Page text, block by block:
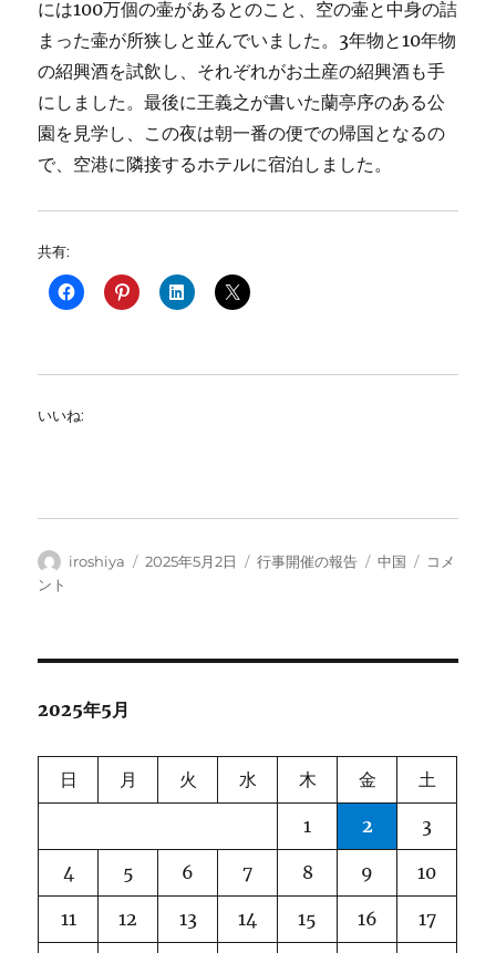
には100万個の壷があるとのこと、空の壷と中身の詰
まった壷が所狭しと並んでいました。3年物と10年物
の紹興酒を試飲し、それぞれがお土産の紹興酒も手
にしました。最後に王義之が書いた蘭亭序のある公
園を見学し、この夜は朝一番の便での帰国となるの
で、空港に隣接するホテルに宿泊しました。
共有:
いいね:
投
iroshiya
投
2025年5月2日
カ
行事開催の報告
タ
中国
春
「杭
州・
興
に
コメ
ント
2025年5月
日 月 火 水 木 金 土
1 2 3
4 5 6 7 8 9 10
11 12 13 14 15 16 17